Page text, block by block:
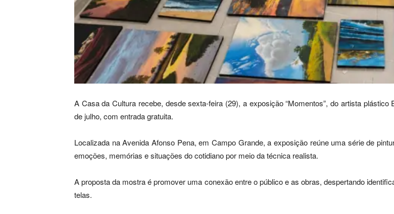
A Casa da Cultura recebe, desde sexta-feira (29), a exposição “Momentos”, do artista
de julho, com entrada gratuita.
Localizada na Avenida Afonso Pena, em Campo Grande, a exposição reúne uma série de
emoções, memórias e situações do cotidiano por meio da técnica realista.
A proposta da mostra é promover uma conexão entre o público e as obras, despertando
telas.